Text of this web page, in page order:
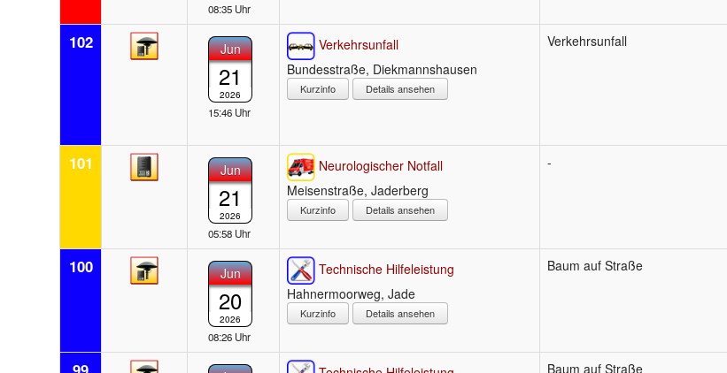
08:35 Uhr
102 Jun
21
2026
15:46 Uhr
Verkehrsunfall
Bundesstraße, Diekmannshausen
Details ansehen
Verkehrsunfall
101 Jun
21
2026
05:58 Uhr
Neurologischer Notfall
Meisenstraße, Jaderberg
Details ansehen
-
100 Jun
20
2026
08:26 Uhr
Technische Hilfeleistung
Hahnermoorweg, Jade
Details ansehen
Baum auf Straße
Baum auf Straße